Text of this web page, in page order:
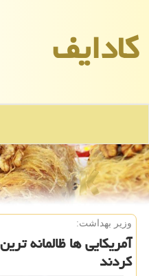
كادایف
وزیر بهداشت:
آمریكایی ها ظالمانه
كردند